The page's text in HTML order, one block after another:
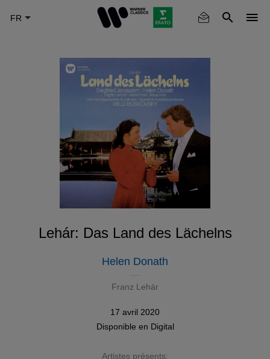
Lehár: Das Land des Lächelns
Helen Donath
Franz Lehár
17 avril 2020
Disponible en Digital
Artistes présents: